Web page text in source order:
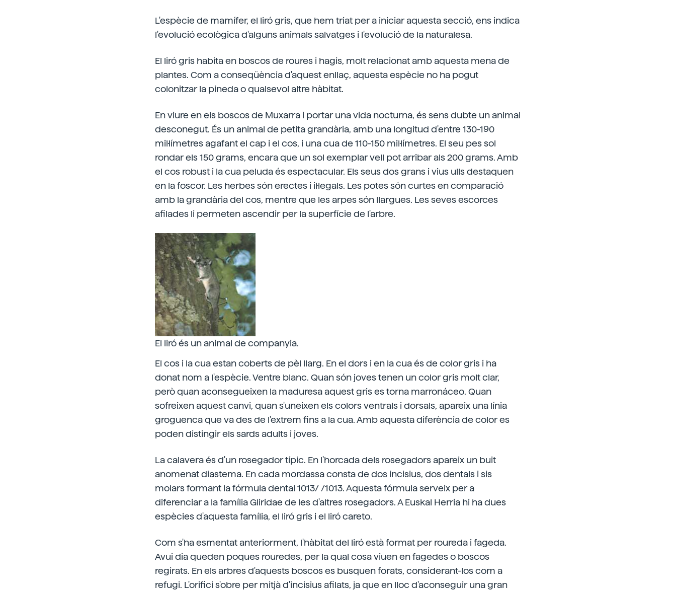
L'espècie de mamífer, el liró gris, que hem triat per a iniciar aquesta secció, ens indica
l'evolució ecològica d'alguns animals salvatges i l'evolució de la naturalesa.
El liró gris habita en boscos de roures i hagis, molt relacionat amb aquesta mena de
plantes. Com a conseqüència d'aquest enllaç, aquesta espècie no ha pogut
colonitzar la pineda o qualsevol altre hàbitat.
En viure en els boscos de Muxarra i portar una vida nocturna, és sens dubte un animal
desconegut. És un animal de petita grandària, amb una longitud d'entre 130-190
mil·límetres agafant el cap i el cos, i una cua de 110-150 mil·límetres. El seu pes sol
rondar els 150 grams, encara que un sol exemplar vell pot arribar als 200 grams. Amb
el cos robust i la cua peluda és espectacular. Els seus dos grans i vius ulls destaquen
en la foscor. Les herbes són erectes i il·legals. Les potes són curtes en comparació
amb la grandària del cos, mentre que les arpes són llargues. Les seves escorces
afilades li permeten ascendir per la superfície de l'arbre.
El liró és un animal de companyia.
El cos i la cua estan coberts de pèl llarg. En el dors i en la cua és de color gris i ha
donat nom a l'espècie. Ventre blanc. Quan són joves tenen un color gris molt clar,
però quan aconsegueixen la maduresa aquest gris es torna marronáceo. Quan
sofreixen aquest canvi, quan s'uneixen els colors ventrals i dorsals, apareix una línia
groguenca que va des de l'extrem fins a la cua. Amb aquesta diferència de color es
poden distingir els sards adults i joves.
La calavera és d'un rosegador típic. En l'horcada dels rosegadors apareix un buit
anomenat diastema. En cada mordassa consta de dos incisius, dos dentals i sis
molars formant la fórmula dental 1013/ /1013. Aquesta fórmula serveix per a
diferenciar a la família Gliridae de les d'altres rosegadors. A Euskal Herria hi ha dues
espècies d'aquesta família, el liró gris i el liró careto.
Com s'ha esmentat anteriorment, l'hàbitat del liró està format per roureda i fageda.
Avui dia queden poques rouredes, per la qual cosa viuen en fagedes o boscos
regirats. En els arbres d'aquests boscos es busquen forats, considerant-los com a
refugi. L'orifici s'obre per mitjà d'incisius afilats, ja que en lloc d'aconseguir una gran